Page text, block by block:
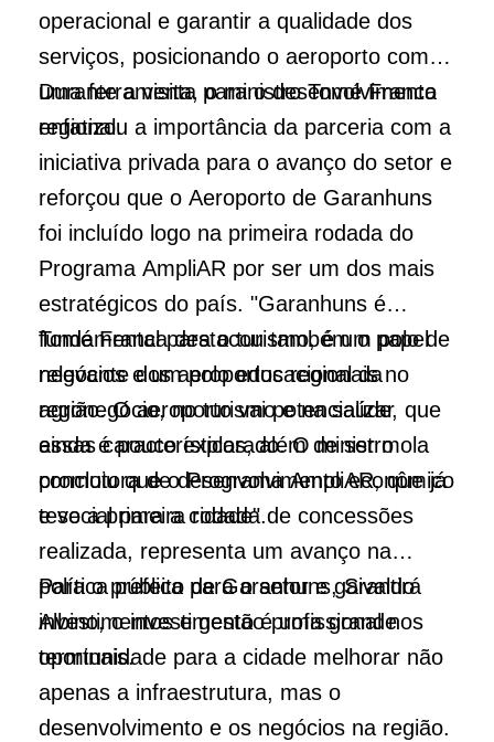
operacional e garantir a qualidade dos
serviços, posicionando o aeroporto como
uma ferramenta para o desenvolvimento
regional.
Durante a visita, o ministro Tomé Franca
enfatizou a importância da parceria com a
iniciativa privada para o avanço do setor e
reforçou que o Aeroporto de Garanhuns
foi incluído logo na primeira rodada do
Programa AmpliAR por ser um dos mais
estratégicos do país. "Garanhuns é
fundamental para o turismo, é um polo de
negócios e um polo educacional da
região. O aeroporto vai potencializar
essas características, além de ser mola
promotora de desenvolvimento econômico
e social para a cidade".
Tomé Franca destacou também o papel
relevante dos aeroportos regionais no
agronegócio, no turismo e na saúde, que
ainda é pouco explorado. O ministro
concluiu que o Programa AmpliAR, que já
teve a primeira rodada de concessões
realizada, representa um avanço na
política pública para o setor e garantirá
investimentos e gestão profissional nos
terminais.
Para o prefeito de Garanhuns, Sivaldo
Albino, o investimento é uma grande
oportunidade para a cidade melhorar não
apenas a infraestrutura, mas o
desenvolvimento e os negócios na região.